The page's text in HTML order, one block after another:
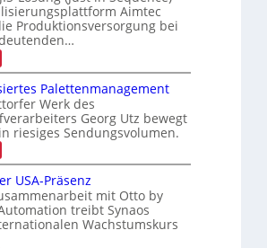
l
t
t
h
fs
s
Aimtec
Produktionsversorgung bei
n
Palettenmanagement
Werk des
Georg Utz bewegt
riesiges Sendungsvolumen.
USA-Präsenz
mit Otto by
treibt Synaos
Wachstumskurs